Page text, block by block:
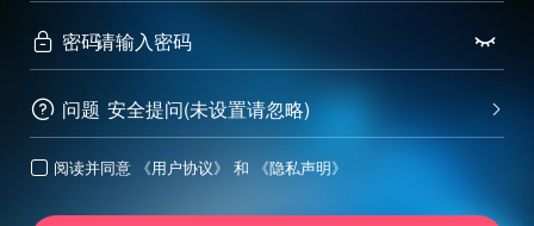
 密码 
 问题 
安全提问(未设置请忽略)
 阅读并同意 《用户协议》 和 《隐私声明》